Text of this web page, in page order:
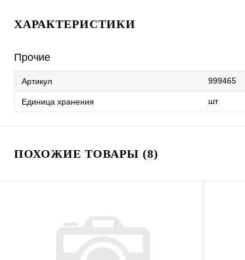
ХАРАКТЕРИСТИКИ
Прочие
Артикул 999465
Единица хранения шт
ПОХОЖИЕ ТОВАРЫ (8)